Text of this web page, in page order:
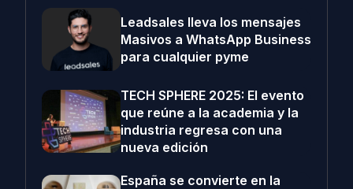
Leadsales lleva los mensajes
Masivos a WhatsApp Business
para cualquier pyme
TECH SPHERE 2025: El evento
que reúne a la academia y la
industria regresa con una
nueva edición
España se convierte en la